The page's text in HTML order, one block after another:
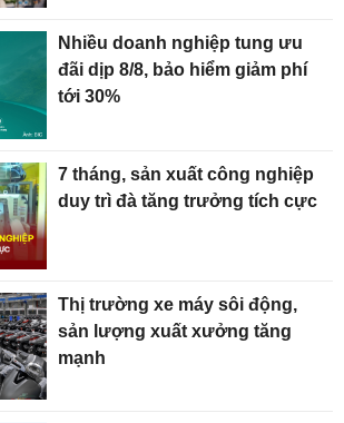
Nhiều doanh nghiệp tung ưu
đãi dịp 8/8, bảo hiểm giảm phí
tới 30%
7 tháng, sản xuất công nghiệp
duy trì đà tăng trưởng tích cực
Thị trường xe máy sôi động,
sản lượng xuất xưởng tăng
mạnh